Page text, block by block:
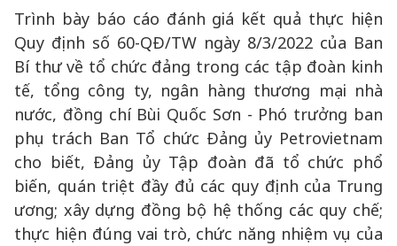
Trình bày báo cáo đánh giá kết quả thực hiện
Quy định số 60-QĐ/TW ngày 8/3/2022 của Ban
Bí thư về tổ chức đảng trong các tập đoàn kinh
tế, tổng công ty, ngân hàng thương mại nhà
nước, đồng chí Bùi Quốc Sơn - Phó trưởng ban
phụ trách Ban Tổ chức Đảng ủy Petrovietnam
cho biết, Đảng ủy Tập đoàn đã tổ chức phổ
biến, quán triệt đầy đủ các quy định của Trung
ương; xây dựng đồng bộ hệ thống các quy chế;
thực hiện đúng vai trò, chức năng nhiệm vụ của